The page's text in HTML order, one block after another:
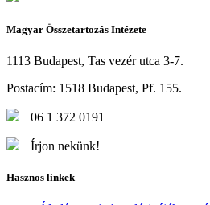
Magyar Összetartozás Intézete
1113 Budapest, Tas vezér utca 3-7.
Postacím: 1518 Budapest, Pf. 155.
06 1 372 0191
Írjon nekünk!
Hasznos linkek